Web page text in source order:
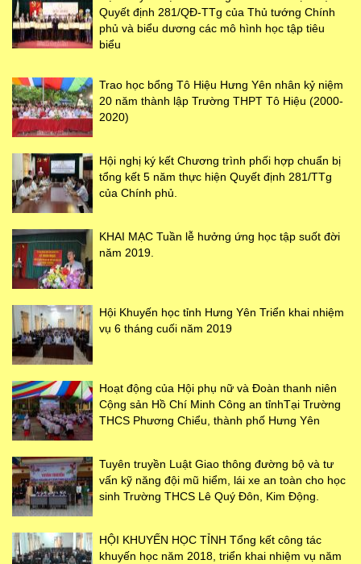
Quyết định 281/QĐ-TTg của Thủ tướng Chính
phủ và biểu dương các mô hình học tập tiêu
biểu
Trao học bổng Tô Hiệu Hưng Yên nhân kỷ niệm
20 năm thành lập Trường THPT Tô Hiệu (2000-
2020)
Hội nghị ký kết Chương trình phối hợp chuẩn bị
tổng kết 5 năm thực hiện Quyết định 281/TTg
của Chính phủ.
KHAI MẠC Tuần lễ hưởng ứng học tập suốt đời
năm 2019.
Hội Khuyến học tỉnh Hưng Yên Triển khai nhiệm
vụ 6 tháng cuối năm 2019
Hoạt động của Hội phụ nữ và Đoàn thanh niên
Cộng sản Hồ Chí Minh Công an tỉnhTại Trường
THCS Phương Chiểu, thành phố Hưng Yên
Tuyên truyền Luật Giao thông đường bộ và tư
vấn kỹ năng đội mũ hiểm, lái xe an toàn cho học
sinh Trường THCS Lê Quý Đôn, Kim Động.
HỘI KHUYẾN HỌC TỈNH Tổng kết công tác
khuyến học năm 2018, triển khai nhiệm vụ năm